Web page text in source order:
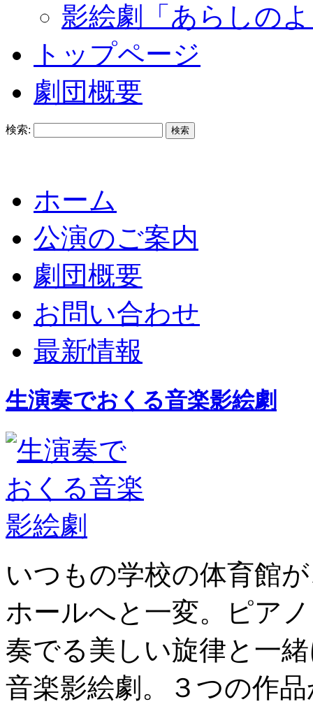
影絵劇「あらしの
トップページ
劇団概要
検索:
ホーム
公演のご案内
劇団概要
お問い合わせ
最新情報
生演奏でおくる音楽影絵劇
いつもの学校の体育館
ホールへと一変。ピア
奏でる美しい旋律と一
音楽影絵劇。３つの作